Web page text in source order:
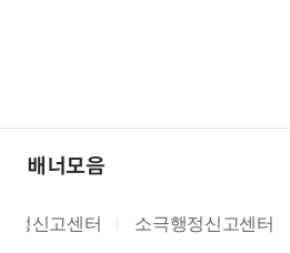
배너모음
소극행정신고센터 대한법률